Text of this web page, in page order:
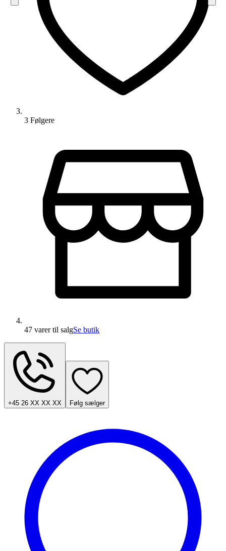
3 Følgere
47 varertil salgSe butik
+45 26 XX XX XX Følg sælger